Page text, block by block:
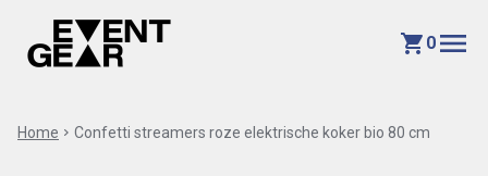
shopping_cart 0 menu
Home chevron_right Confetti streamers roze elektrische koker bio 80 cm